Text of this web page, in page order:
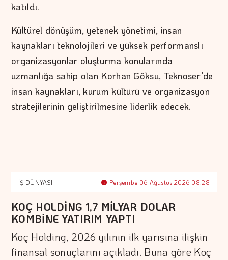
katıldı.
Kültürel dönüşüm, yetenek yönetimi, insan
kaynakları teknolojileri ve yüksek performanslı
organizasyonlar oluşturma konularında
uzmanlığa sahip olan Korhan Göksu, Teknoser’de
insan kaynakları, kurum kültürü ve organizasyon
stratejilerinin geliştirilmesine liderlik edecek.
İŞ DÜNYASI Perşembe 06 Ağustos 2026 08:28
KOÇ HOLDİNG 1,7 MİLYAR DOLAR
KOMBİNE YATIRIM YAPTI
Koç Holding, 2026 yılının ilk yarısına ilişkin
finansal sonuçlarını açıkladı. Buna göre Koç